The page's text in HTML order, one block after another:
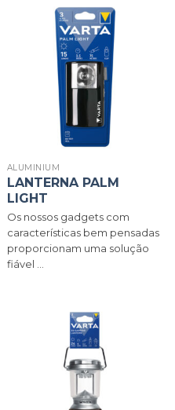
ALUMINIUM
LANTERNA PALM
LIGHT
Os nossos gadgets com
características bem pensadas
proporcionam uma solução
fiável ...